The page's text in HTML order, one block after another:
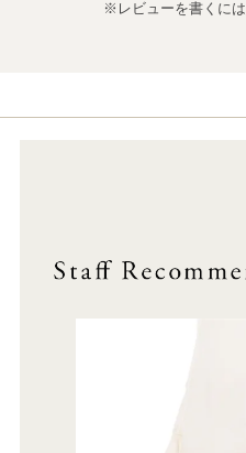
※レビューを書くには